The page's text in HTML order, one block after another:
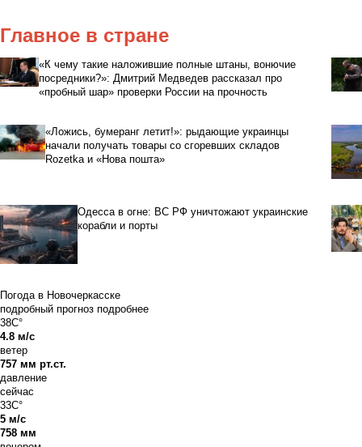
Главное в стране
«К чему такие наложившие полные штаны, вонючие
посредники?»: Дмитрий Медведев рассказал про
«пробный шар» проверки России на прочность
«Ложись, бумеранг летит!»: рыдающие украинцы
начали получать товары со сгоревших складов
Rozetka и «Нова пошта»
Одесса в огне: ВС РФ уничтожают украинские
корабли и порты
Погода в Новочеркасске
подробный прогноз подробнее
38C°
4.8 м/с
ветер
757 мм рт.ст.
давление
сейчас
33C°
5 м/с
758 мм